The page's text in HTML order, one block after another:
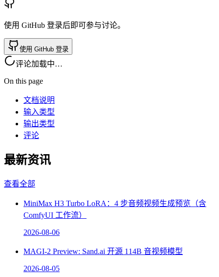
使用 GitHub 登录后即可参与讨论。
使用 GitHub 登录
评论加载中…
On this page
文档说明
输入类型
输出类型
评论
最新资讯
查看全部
MiniMax H3 Turbo LoRA：4 步音频视频生成预览（含
ComfyUI 工作流）
2026-08-06
MAGI-2 Preview: Sand.ai 开源 114B 音视频模型
2026-08-05